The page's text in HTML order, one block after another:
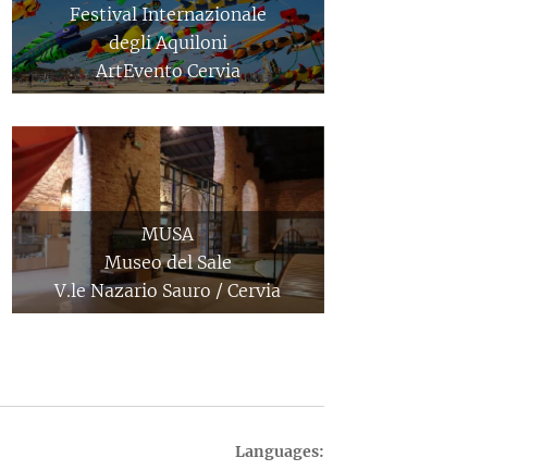
Festival Internazionale
degli Aquiloni
ArtEvento Cervia
MUSA
Museo del Sale
V.le Nazario Sauro / Cervia
Languages